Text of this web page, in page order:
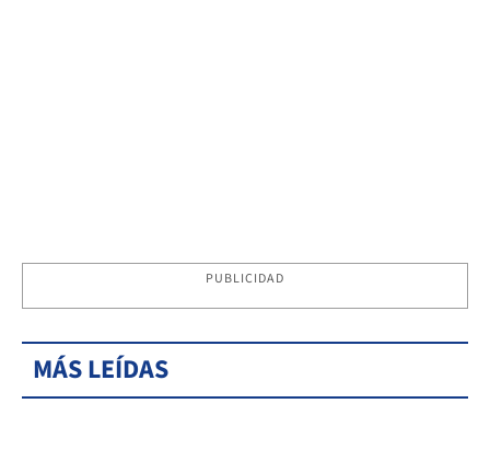
PUBLICIDAD
MÁS LEÍDAS